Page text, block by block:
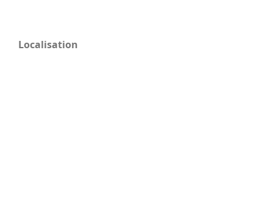
Localisation